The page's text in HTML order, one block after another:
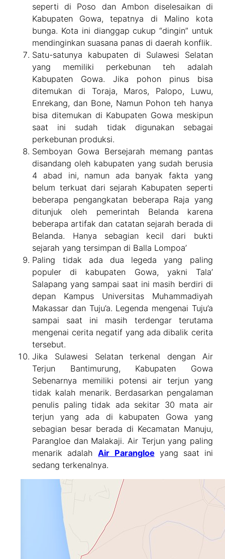
seperti di Poso dan Ambon diselesaikan di
Kabupaten Gowa, tepatnya di Malino kota
bunga. Kota ini dianggap cukup “dingin” untuk
mendinginkan suasana panas di daerah konflik.
Satu-satunya kabupaten di Sulawesi Selatan
yang memiliki perkebunan teh adalah
Kabupaten Gowa. Jika pohon pinus bisa
ditemukan di Toraja, Maros, Palopo, Luwu,
Enrekang, dan Bone, Namun Pohon teh hanya
bisa ditemukan di Kabupaten Gowa meskipun
saat ini sudah tidak digunakan sebagai
perkebunan produksi.
Semboyan Gowa Bersejarah memang pantas
disandang oleh kabupaten yang sudah berusia
4 abad ini, namun ada banyak fakta yang
belum terkuat dari sejarah Kabupaten seperti
beberapa pengangkatan beberapa Raja yang
ditunjuk oleh pemerintah Belanda karena
beberapa artifak dan catatan sejarah berada di
Belanda. Hanya sebagian kecil dari bukti
sejarah yang tersimpan di Balla Lompoa’
Paling tidak ada dua legeda yang paling
populer di kabupaten Gowa, yakni Tala’
Salapang yang sampai saat ini masih berdiri di
depan Kampus Universitas Muhammadiyah
Makassar dan Tuju’a. Legenda mengenai Tuju’a
sampai saat ini masih terdengar terutama
mengenai cerita negatif yang ada dibalik cerita
tersebut.
Jika Sulawesi Selatan terkenal dengan Air
Terjun Bantimurung, Kabupaten Gowa
Sebenarnya memiliki potensi air terjun yang
tidak kalah menarik. Berdasarkan pengalaman
penulis paling tidak ada sekitar 30 mata air
terjun yang ada di kabupaten Gowa yang
sebagian besar berada di Kecamatan Manuju,
Parangloe dan Malakaji. Air Terjun yang paling
menarik adalahAir Parangloe yang saat ini
sedang terkenalnya.